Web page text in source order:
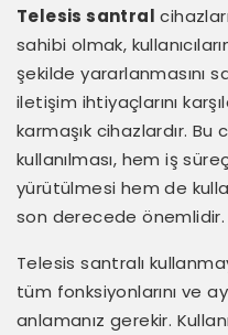
Telesis santral
sahibi olmak,
şekilde yararlanmasını
iletişim ihtiyaçlarını
karmaşık cihazlardır. Bu
kullanılması, hem iş
yürütülmesi hem de
son derecede önemlidir.
Telesis santralı
tüm fonksiyonlarını ve
anlamanız gerekir.